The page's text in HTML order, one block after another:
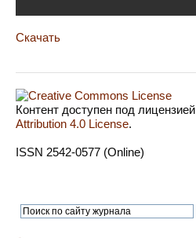
Скачать
Контент доступен под лицензией
Attribution 4.0 License.
ISSN 2542-0577 (Online)